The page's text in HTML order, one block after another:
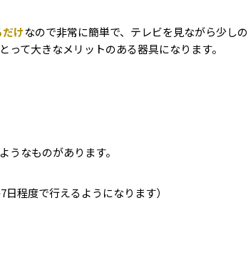
けなので非常に簡単で、テレビを見ながら少し
て大きなメリットのある器具になります。
うなものがあります。
程度で行えるようになります）